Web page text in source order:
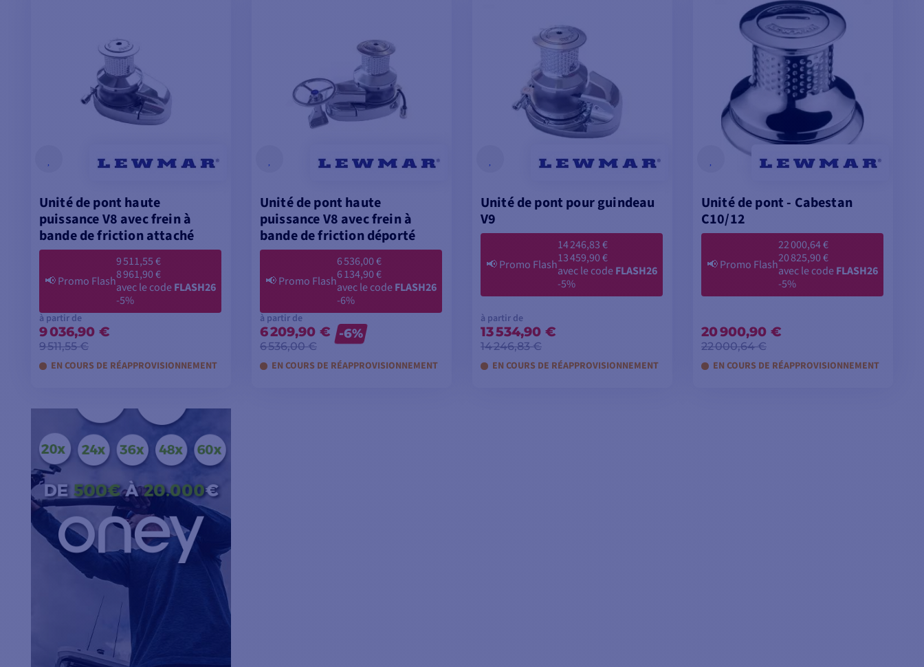
Unité de pont haute
puissance V8 avec frein à
bande de friction attaché
📢Promo Flash
9 511,55 €
8 961,90 €
avec le codeFLASH26
-5%
à partir de
9 036,90 €
9 511,55 €
EN COURS DE RÉAPPROVISIONNEMENT
VOIR LES MODÈLES
Unité de pont haute
puissance V8 avec frein à
bande de friction déporté
📢Promo Flash
6 536,00 €
6 134,90 €
avec le codeFLASH26
-6%
à partir de
6 209,90 €
6 536,00 €
-6%
EN COURS DE RÉAPPROVISIONNEMENT
Unité de pont pour guindeau
V9
📢Promo Flash
14 246,83 €
13 459,90 €
avec le codeFLASH26
-5%
à partir de
13 534,90 €
14 246,83 €
EN COURS DE RÉAPPROVISIONNEMENT
Unité de pont - Cabestan
C10/12
📢Promo Flash
22 000,64 €
20 825,90 €
avec le codeFLASH26
-5%
20 900,90 €
22 000,64 €
EN COURS DE RÉAPPROVISIONNEMENT